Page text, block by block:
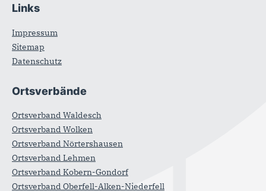
Links
Impressum
Sitemap
Datenschutz
Ortsverbände
Ortsverband Waldesch
Ortsverband Wolken
Ortsverband Nörtershausen
Ortsverband Lehmen
Ortsverband Kobern-Gondorf
Ortsverband Oberfell-Alken-Niederfell